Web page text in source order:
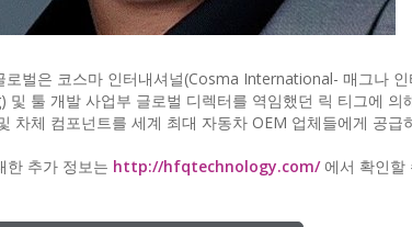
로벌은 코스마 인터내셔널(Cosma International- 매그나
및 툴 개발 사업부 글로벌 디렉터를 역임했던 릭 티그에
차체 컴포넌트를 세계 최대 자동차 OEM 업체들에게 공급
한 추가 정보는 http://hfqtechnology.com/에서 확인할